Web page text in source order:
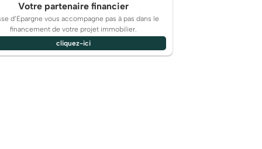
Votre partenaire financier
d’Epargne vous accompagne pas à pas dans le
financement de votre projet immobilier.
cliquez-ici